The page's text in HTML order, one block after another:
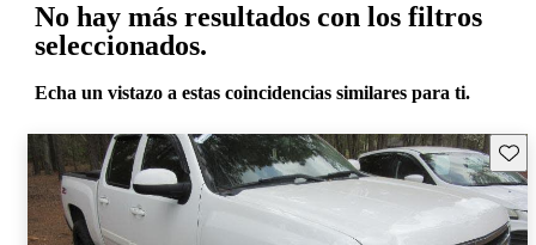
No hay más resultados con los filtros
seleccionados.
Echa un vistazo a estas coincidencias similares para ti.